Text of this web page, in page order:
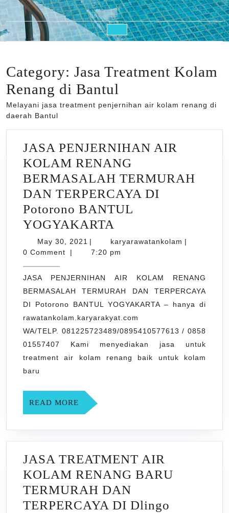
Open
Category: Jasa Treatment Kolam
Renang di Bantul
Melayani jasa treatment penjernihan air kolam renang di
daerah Bantul
JASA PENJERNIHAN AIR
KOLAM RENANG
BERMASALAH TERMURAH
DAN TERPERCAYA DI
Potorono BANTUL
YOGYAKARTA
PENJERNIHAN
AIR
RENANG
BERMASALAH
TERMURAH
DAN
TERPERCAYA
DI
May 30, 2021 May
30,
| karyarawatankolam |
0 Comment
| 7:20 pm
JASA PENJERNIHAN AIR KOLAM RENANG
BERMASALAH TERMURAH DAN TERPERCAYA
DI Potorono BANTUL YOGYAKARTA – hanya di
rawatankolam.karyarakyat.com
WA/TELP. 081225723489/0895410577613 / 0858
01557407 Kami menyediakan jasa untuk
treatment air kolam renang baik untuk kolam
baru
READ MORE READ
MORE
JASA TREATMENT AIR
KOLAM RENANG BARU
TERMURAH DAN
TERPERCAYA DI Dlingo